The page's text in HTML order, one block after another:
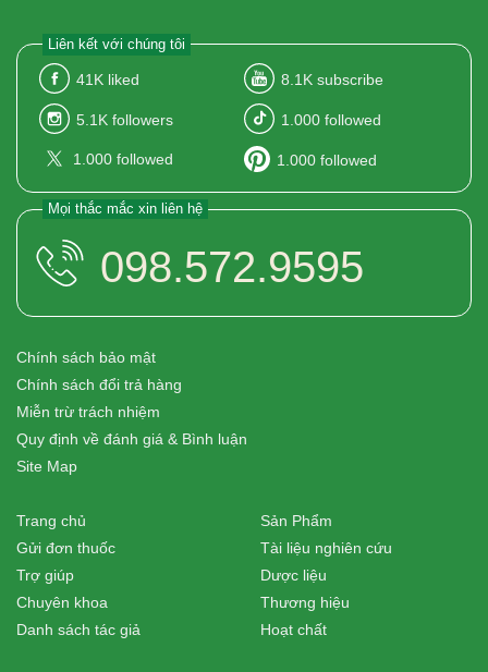
Liên kết với chúng tôi
41K liked 8.1K subscribe
5.1K followers 1.000 followed
1.000 followed 1.000 followed
Mọi thắc mắc xin liên hệ
098.572.9595
Chính sách bảo mật
Chính sách đổi trả hàng
Miễn trừ trách nhiệm
Quy định về đánh giá & Bình luận
Site Map
Trang chủ
Gửi đơn thuốc
Trợ giúp
Chuyên khoa
Danh sách tác giả
Sản Phẩm
Tài liệu nghiên cứu
Dược liệu
Thương hiệu
Hoạt chất